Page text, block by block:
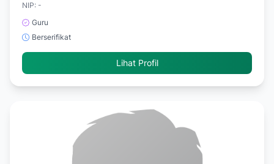
NIP: -
Guru
Berserifikat
Lihat Profil